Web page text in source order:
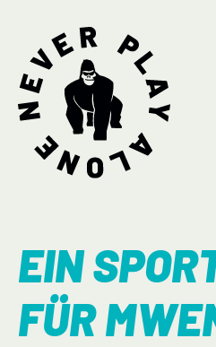
EIN
FÜR